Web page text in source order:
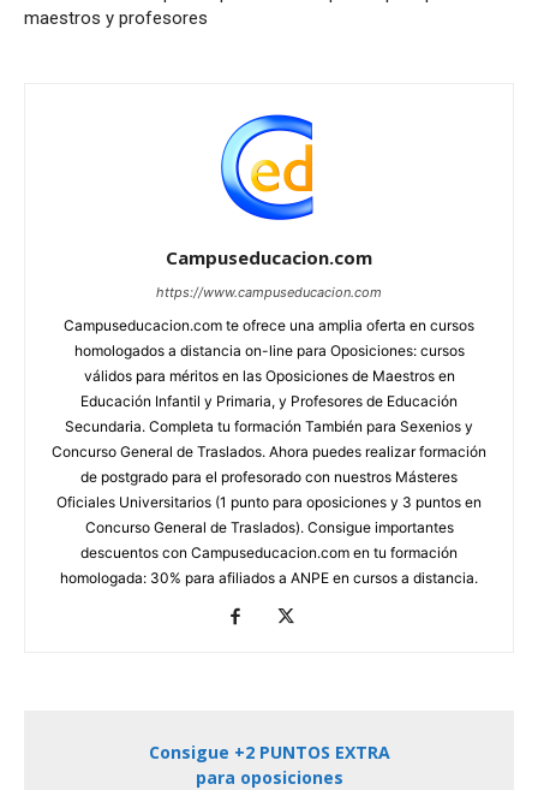
maestros y profesores
Campuseducacion.com
https://www.campuseducacion.com
Campuseducacion.com te ofrece una amplia oferta en cursos
homologados a distancia on-line para Oposiciones: cursos
válidos para méritos en las Oposiciones de Maestros en
Educación Infantil y Primaria, y Profesores de Educación
Secundaria. Completa tu formación También para Sexenios y
Concurso General de Traslados. Ahora puedes realizar formación
de postgrado para el profesorado con nuestros Másteres
Oficiales Universitarios (1 punto para oposiciones y 3 puntos en
Concurso General de Traslados). Consigue importantes
descuentos con Campuseducacion.com en tu formación
homologada: 30% para afiliados a ANPE en cursos a distancia.
Consigue +2 PUNTOS EXTRA
para oposiciones